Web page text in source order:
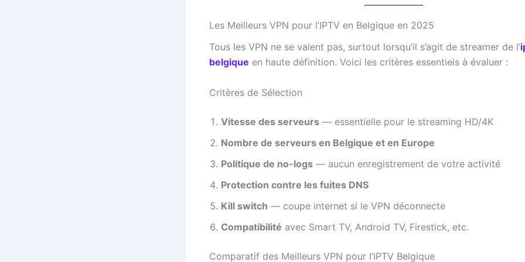
Les Meilleurs VPN pour l’IPTV en Belgique en 2025
Tous les VPN ne se valent pas, surtout lorsqu’il s’agit de streamer de l’
belgique en haute définition. Voici les critères essentiels à évaluer :
Critères de Sélection
Vitesse des serveurs — essentielle pour le streaming HD/4K
Nombre de serveurs en Belgique et en Europe
Politique de no-logs — aucun enregistrement de votre activité
Protection contre les fuites DNS
Kill switch — coupe internet si le VPN déconnecte
Compatibilité avec Smart TV, Android TV, Firestick, etc.
Comparatif des Meilleurs VPN pour l’IPTV Belgique